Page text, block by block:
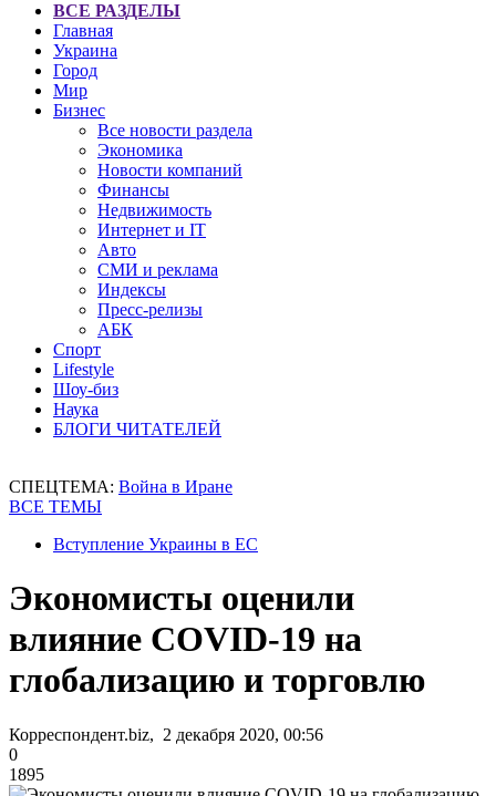
ВСЕ РАЗДЕЛЫ
Главная
Украина
Город
Мир
Бизнес
Все новости раздела
Экономика
Новости компаний
Финансы
Недвижимость
Интернет и IT
Авто
СМИ и реклама
Индексы
Пресс-релизы
АБК
Спорт
Lifestyle
Шоу-биз
Наука
БЛОГИ ЧИТАТЕЛЕЙ
СПЕЦТЕМА: Война в Иране
ВСЕ ТЕМЫ
Вступление Украины в ЕС
Экономисты оценили
влияние COVID-19 на
глобализацию и торговлю
Корреспондент.biz, 2 декабря 2020, 00:56
0
1895